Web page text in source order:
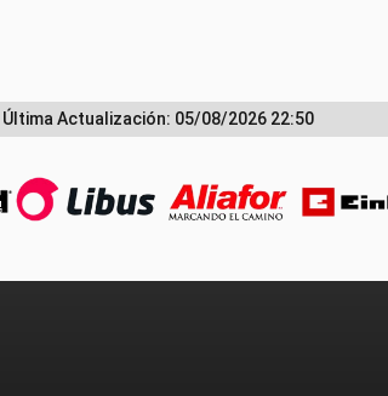
Última Actualización: 05/08/2026 22:50